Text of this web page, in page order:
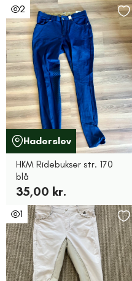
2
Haderslev
HKM Ridebukser str. 170
blå
35,00 kr.
1